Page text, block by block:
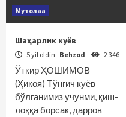
Мутолаа
Шаҳарлик куёв
5 yil oldin Behzod 2 346
Ўткир ҲОШИМОВ
(Ҳикоя) Tўнғич куёв
бўлганимиз учунми, қиш­
лоққа бор­сак, дарров